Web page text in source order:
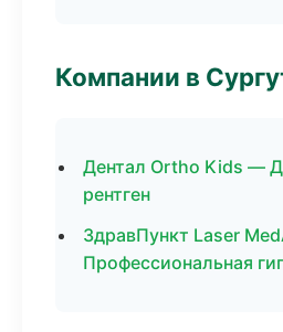
Компании в
Дентал Ortho Kids —
рентген
ЗдравПункт Laser
Профессиональная